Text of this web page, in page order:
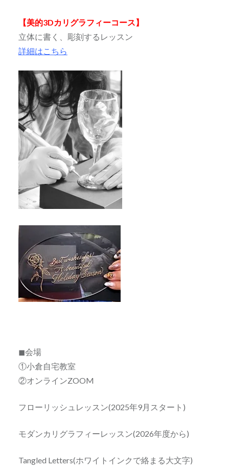
【美的3Dカリグラフィーコース】
立体に書く、彫刻するレッスン
詳細はこちら
◼会場
①小倉自宅教室
②オンラインZOOM
フローリッシュレッスン(2025年9月スタート)
モダンカリグラフィーレッスン(2026年度から)
Tangled Letters(ホワイトインクで絡まる大文字)